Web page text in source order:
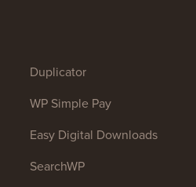
Duplicator
WP Simple Pay
Easy Digital Downloads
SearchWP